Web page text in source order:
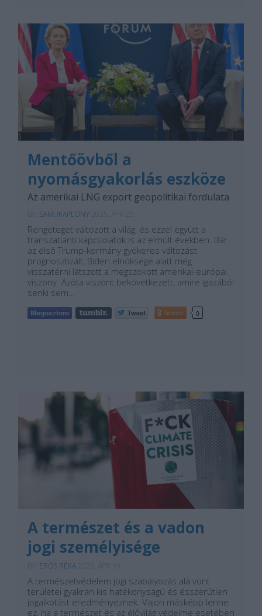
Mentőövből a
nyomásgyakorlás eszköze
Az amerikai LNG export geopolitikai fordulata
SAMUKAPLONY
Rengeteget változott a világ, és ezzel együtt a
transzatlanti kapcsolatok is az elmúlt években. Bár
az első Trump-kormány gyökeres változást
prognosztizált, Biden elnöksége alatt még
visszatérni látszott a megszokott amerikai-európai
viszony. Azóta viszont bekövetkezett, amire igazából
senki sem…
Tetszik 0
A természet és a vadon
jogi személyisége
ERŐS RÉKA
A természetvédelem jogi szabályozás alá vont
területei gyakran kis hatékonyságú és ésszerűtlen
jogalkotást eredményeznek. Vajon másképp lenne
ez, ha a természet és az élővilág védelme esetében